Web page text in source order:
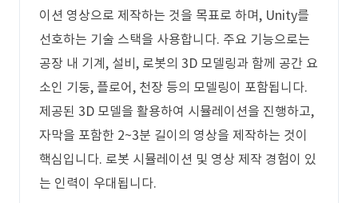
이션 영상으로 제작하는 것을 목표로 하며, Unity를
선호하는 기술 스택을 사용합니다. 주요 기능으로는
공장 내 기계, 설비, 로봇의 3D 모델링과 함께 공간 요
소인 기둥, 플로어, 천장 등의 모델링이 포함됩니다.
제공된 3D 모델을 활용하여 시뮬레이션을 진행하고,
자막을 포함한 2~3분 길이의 영상을 제작하는 것이
핵심입니다. 로봇 시뮬레이션 및 영상 제작 경험이 있
는 인력이 우대됩니다.